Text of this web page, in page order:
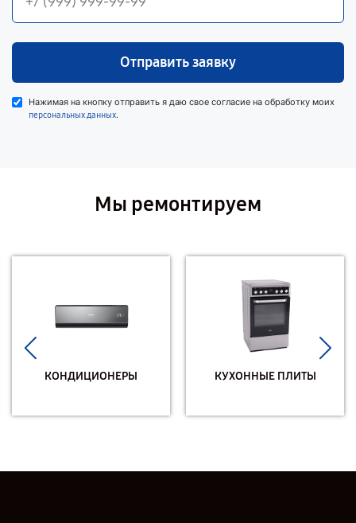
Отправить заявку
Нажимая на кнопку отправить я даю свое согласие на обработку моих
персональных данных.
Мы ремонтируем
КОНДИЦИОНЕРЫ КУХОННЫЕ ПЛИТЫ